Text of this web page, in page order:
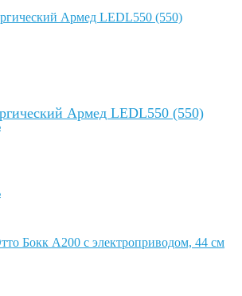
Армед LEDL550 (550)